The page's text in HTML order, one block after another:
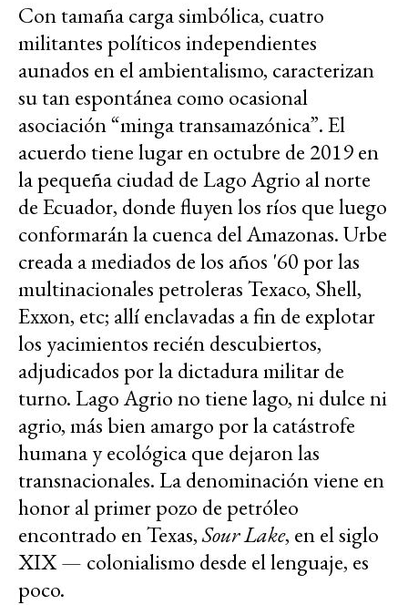
Con tamaña carga simbólica, cuatro
militantes políticos independientes
aunados en el ambientalismo, caracterizan
su tan espontánea como ocasional
asociación “minga transamazónica”. El
acuerdo tiene lugar en octubre de 2019 en
la pequeña ciudad de Lago Agrio al norte
de Ecuador, donde fluyen los ríos que luego
conformarán la cuenca del Amazonas. Urbe
creada a mediados de los años '60 por las
multinacionales petroleras Texaco, Shell,
Exxon, etc; allí enclavadas a fin de explotar
los yacimientos recién descubiertos,
adjudicados por la dictadura militar de
turno. Lago Agrio no tiene lago, ni dulce ni
agrio, más bien amargo por la catástrofe
humana y ecológica que dejaron las
transnacionales. La denominación viene en
honor al primer pozo de petróleo
encontrado en Texas,Sour Lake, en el siglo
XIX — colonialismo desde el lenguaje, es
poco.